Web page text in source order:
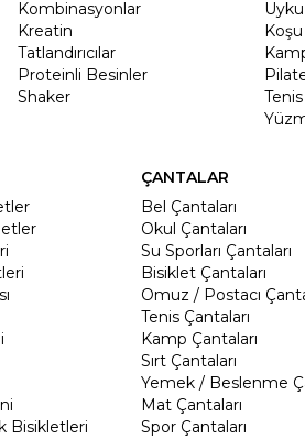
Kombinasyonlar
Kreatin
Tatlandırıcılar
Proteinli Besinler
Shaker
Koşu
Tenis
Bisikletleri
ÇANTALAR
Bel Çantaları
Okul Çantaları
Su Sporları Çantaları
Bisiklet Çantaları
Omuz / Postacı
Tenis Çantaları
Kamp Çantaları
Sırt Çantaları
Yemek / Beslenme
Mat Çantaları
Spor Çantaları